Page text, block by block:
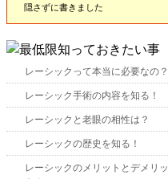
隠さずに書きました
レーシックって本当に必要なの？
レーシック手術の内容を知る！
レーシックと老眼の相性は？
レーシックの歴史を知る！
レーシックのメリットとデメリッ